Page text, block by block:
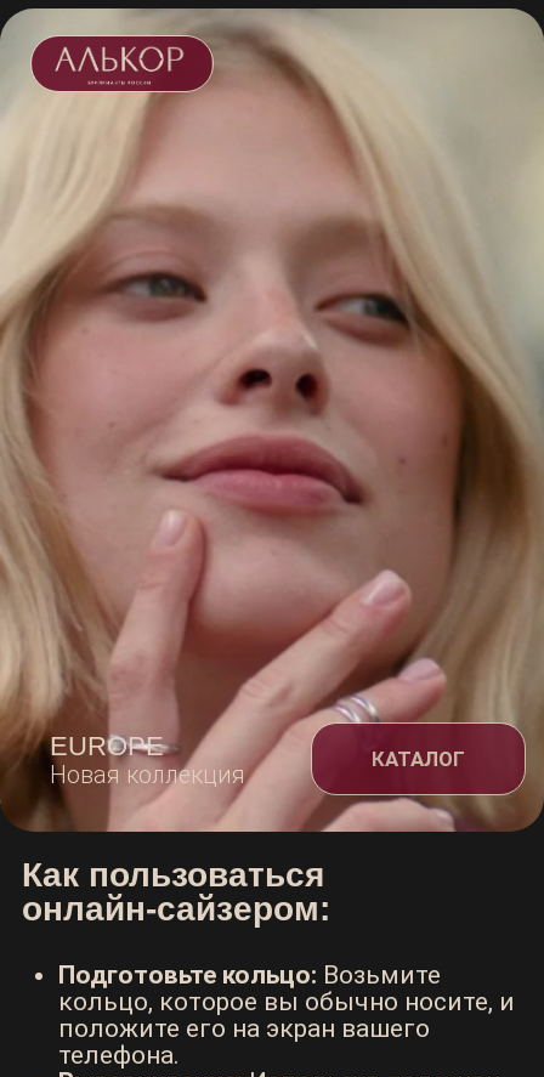
Для тех, кто знает чего
EUROPE КАТАЛОГ
Новая коллекция
Как пользоваться
онлайн-сайзером:
Подготовьте кольцо:
Возьмите
кольцо, которое вы обычно носите, и
положите его на экран вашего
телефона.
Выравнивание:Используя ползунок
внизу экрана, увеличивайте или
уменьшайте размер круга на экране,
чтобы он совпал с внутренним
Точный замер:
Двигайте ползунок до
тех пор, пока границы круга
полностью не соприкоснутся с
внутренней стороной кольца.
ваш размер кольца в российской
системе измерений.
Обратите внимание:
При использовании
защитного стекла или чехла на телефоне
результат может незначительно отличаться.